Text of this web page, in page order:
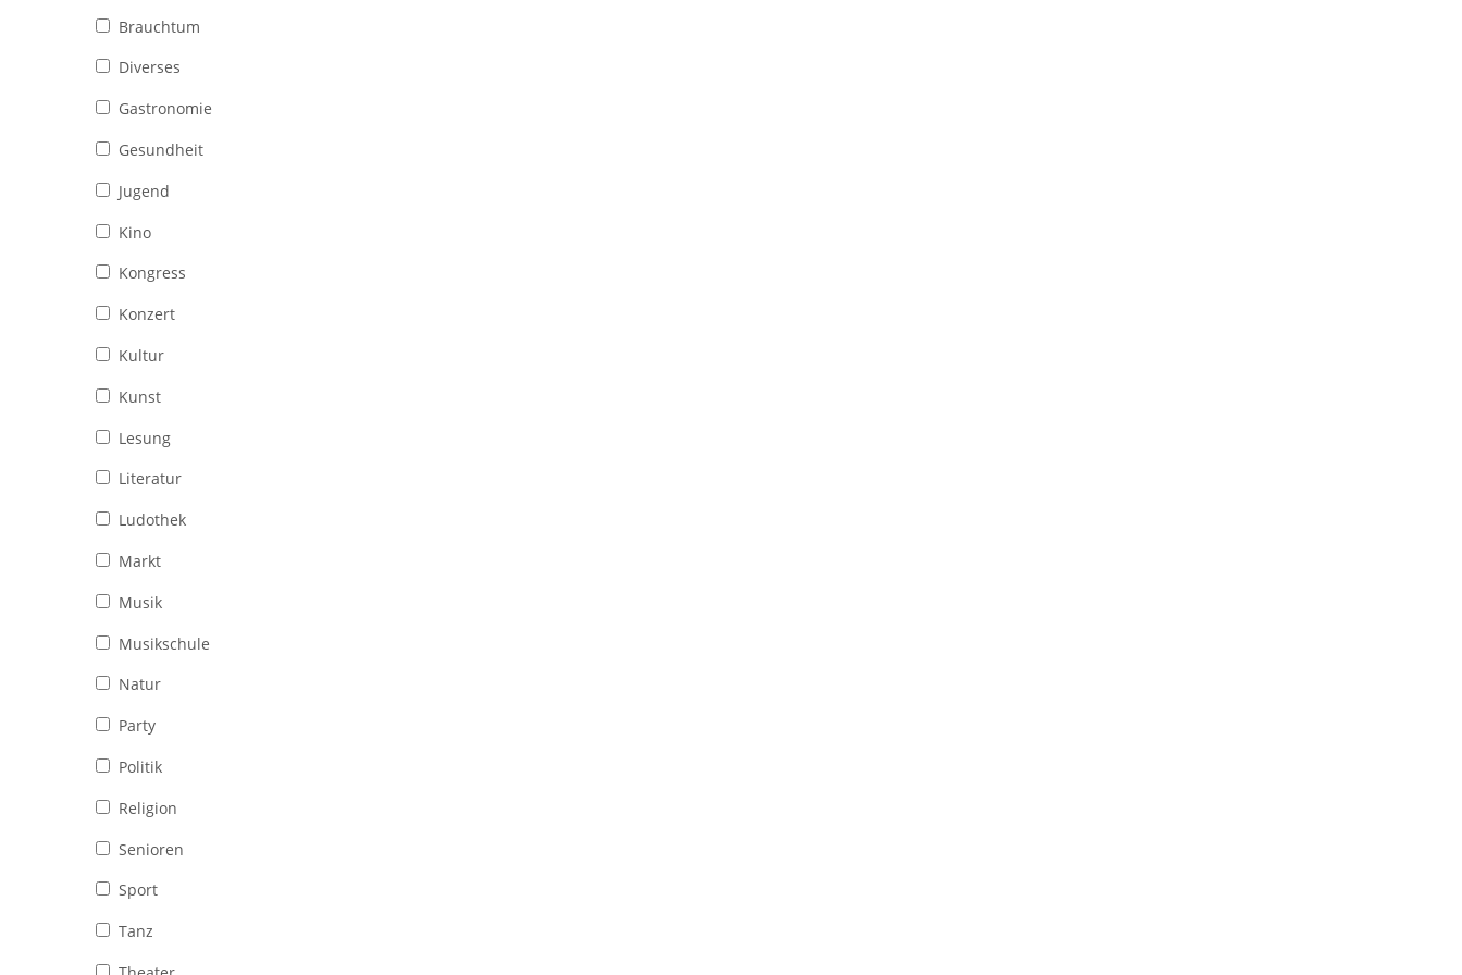
Brauchtum
Diverses
Gastronomie
Gesundheit
Jugend
Kino
Kongress
Konzert
Kultur
Kunst
Lesung
Literatur
Ludothek
Markt
Musik
Musikschule
Natur
Party
Politik
Religion
Senioren
Sport
Tanz